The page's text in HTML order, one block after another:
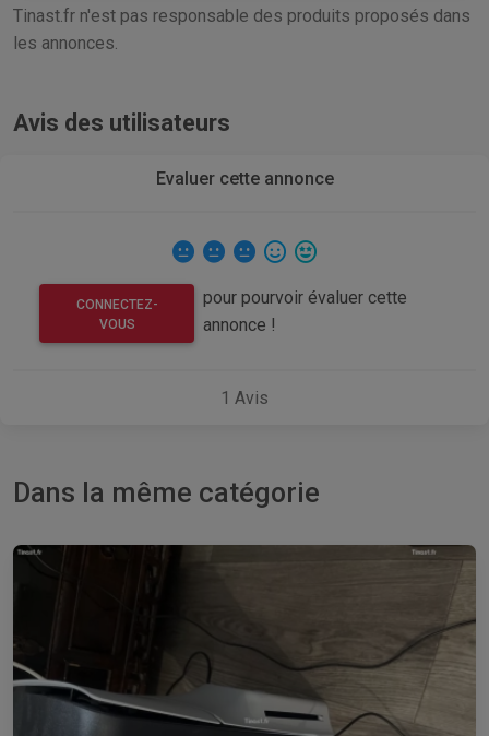
Tinast.fr n'est pas responsable des produits proposés dans
les annonces.
Avis des utilisateurs
Evaluer cette annonce
CONNECTEZ-
VOUS
pour pourvoir évaluer cette
annonce !
1 Avis
Dans la même catégorie